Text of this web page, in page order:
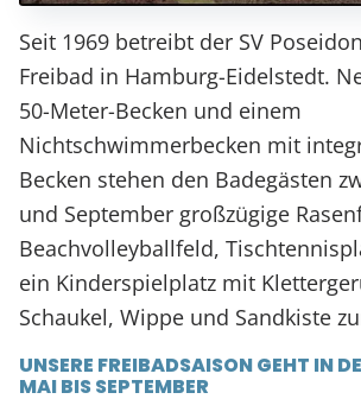
Seit 1969 betreibt der SV
Freibad in Hamburg-Eidelstedt.
50-Meter-Becken und einem
Nichtschwimmerbecken mit
Becken stehen den Badegästen
und September großzügige
Beachvolleyballfeld,
ein Kinderspielplatz mit
Schaukel, Wippe und Sandkiste
UNSERE FREIBADSAISON GEHT IN
MAI BIS SEPTEMBER